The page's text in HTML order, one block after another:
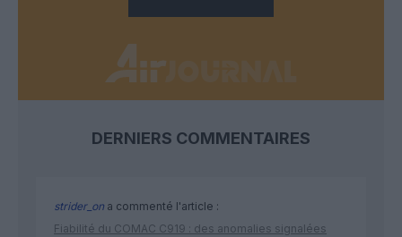
DERNIERS COMMENTAIRES
strider_on a commenté l'article :
Fiabilité du COMAC C919 : des anomalies signalées